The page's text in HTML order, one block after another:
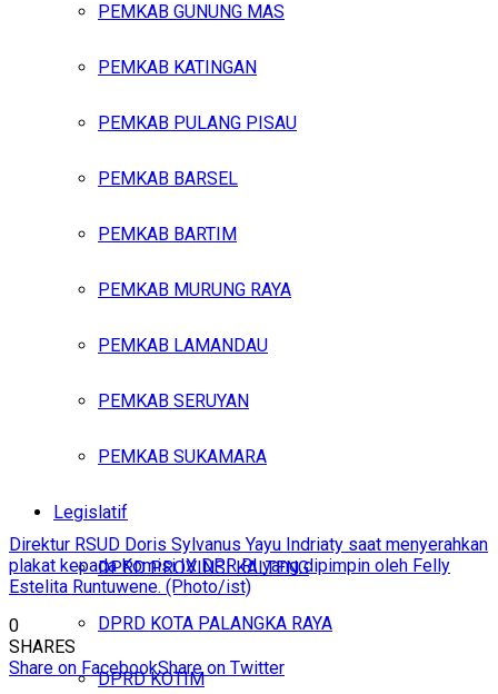
PEMKAB GUNUNG MAS
PEMKAB KATINGAN
PEMKAB PULANG PISAU
PEMKAB BARSEL
PEMKAB BARTIM
PEMKAB MURUNG RAYA
PEMKAB LAMANDAU
PEMKAB SERUYAN
PEMKAB SUKAMARA
Legislatif
DPRD PROVINSI KALTENG
DPRD KOTA PALANGKA RAYA
DPRD KOTIM
Direktur RSUD Doris Sylvanus Yayu Indriaty saat menyerahkan
plakat kepada Komisi IX DPR RI yang dipimpin oleh Felly
Estelita Runtuwene. (Photo/ist)
0
SHARES
Share on FacebookShare on Twitter